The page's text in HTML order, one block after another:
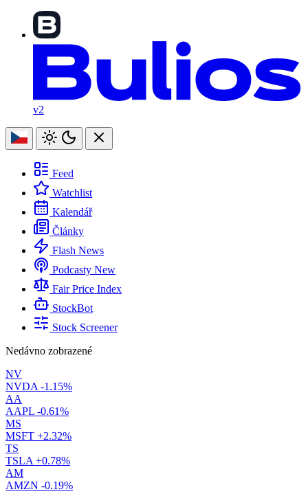
v2
Feed
Watchlist
Kalendář
Články
Flash News
Podcasty New
Fair Price Index
StockBot
Stock Screener
Nedávno zobrazené
NV
NVDA -1.15%
AA
AAPL -0.61%
MS
MSFT +2.32%
TS
TSLA +0.78%
AM
AMZN -0.19%